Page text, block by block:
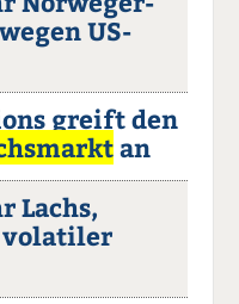
US-
greift den
an
Lachs,
volatiler